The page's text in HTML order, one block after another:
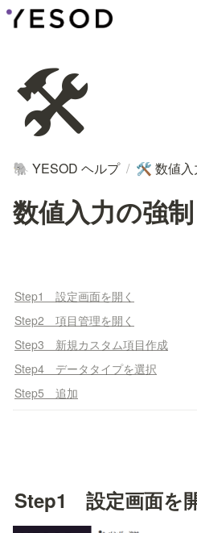
🛠
🐘 YESOD ヘルプ / 🛠 数値
数値入力の強制
Step1 設定画面を開く
Step2 項目管理を開く
Step3 新規カスタム項目作成
Step4 データタイプを選択
Step5 追加
Step1　設定画面を